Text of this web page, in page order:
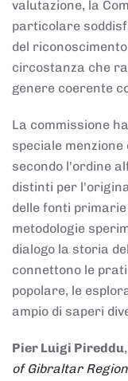
valutazione, la
particolare
del
circostanza che
genere coerente
La commissione
speciale
secondo l'ordine
distinti per
delle fonti
metodologie
dialogo la storia
connettono le
popolare, le
ampio di saperi
Pier Luigi Pireddu,
of Gibraltar